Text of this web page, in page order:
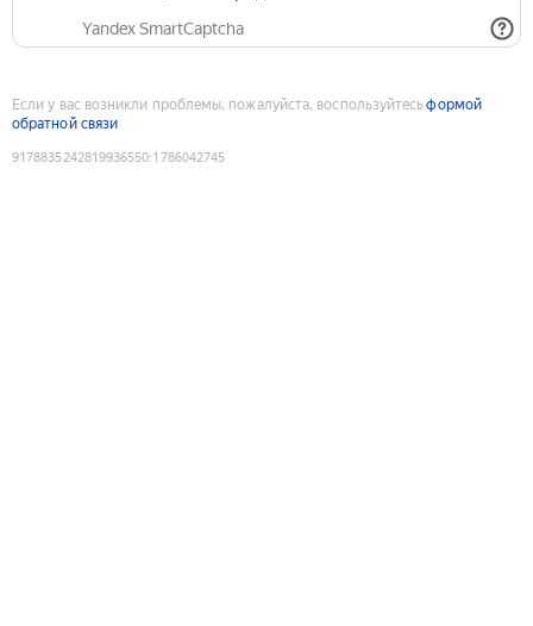
Yandex SmartCaptcha
Если у вас возникли проблемы, пожалуйста, воспользуйтесьформой
обратной связи
9178835242819936550:1786042745